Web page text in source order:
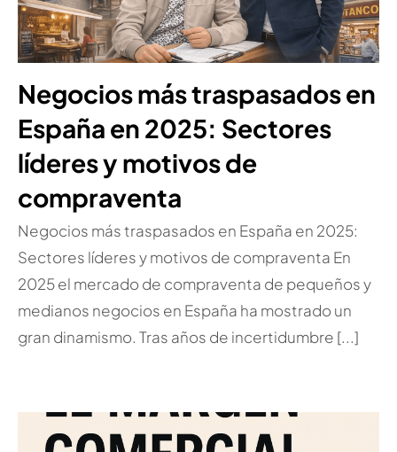
Negocios más traspasados en
España en 2025: Sectores
líderes y motivos de
compraventa
Negocios más traspasados en España en 2025:
Sectores líderes y motivos de compraventa En
2025 el mercado de compraventa de pequeños y
medianos negocios en España ha mostrado un
gran dinamismo. Tras años de incertidumbre [...]